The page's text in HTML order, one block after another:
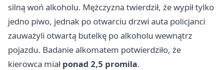
silną woń alkoholu. Mężczyzna twierdził, że wypił tylko
jedno piwo, jednak po otwarciu drzwi auta policjanci
zauważyli otwartą butelkę po alkoholu wewnątrz
pojazdu. Badanie alkomatem potwierdziło, że
kierowca miałponad 2,5 promila.